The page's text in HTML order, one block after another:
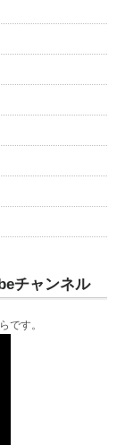
チャンネル
です。